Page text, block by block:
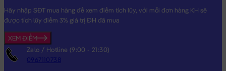
Hãy nhập SĐT mua hàng để xem điểm tích lũy, với mỗi đơn hàng KH sẽ
được tích lũy điểm 3% giá trị ĐH đã mua
XEM ĐIỂM
Zalo / Hotline (9:00 - 21:30)
0967110738